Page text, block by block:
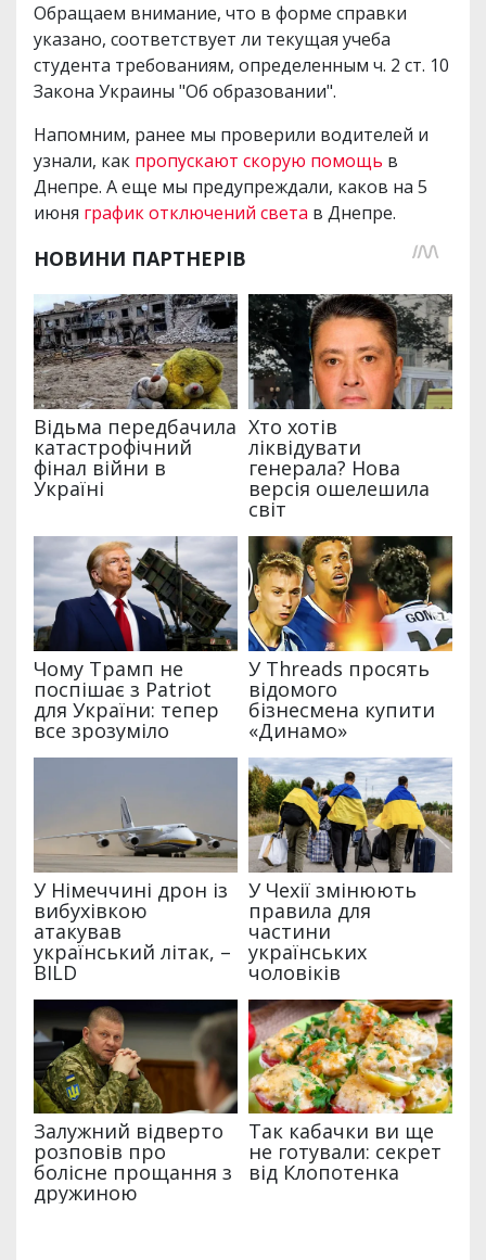
Обращаем внимание, что в форме справки
указано, соответствует ли текущая учеба
студента требованиям, определенным ч. 2 ст. 10
Закона Украины "Об образовании".
Напомним, ранее мы проверили водителей и
узнали, как пропускают скорую помощь в
Днепре. А еще мы предупреждали, каков на 5
июня график отключений света в Днепре.